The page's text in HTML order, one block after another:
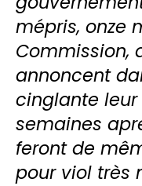
mépris, onze
Commission,
annoncent
cinglante leur
semaines
feront de
pour viol très